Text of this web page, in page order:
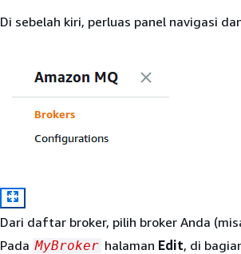
Di sebelah kiri, perluas panel navigasi
Dari daftar broker, pilih broker Anda
Pada MyBroker halaman Edit, di